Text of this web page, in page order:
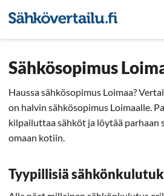
Sähkösopimus
Haussa sähkösopimus Loimaa?
on halvin sähkösopimus Loimaalle.
kilpailuttaa sähköt ja löytää parhaan
omaan kotiin.
Tyypillisiä